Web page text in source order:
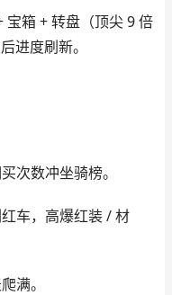
宝箱 + 转盘（顶尖 9 倍
进度刷新。
次数冲坐骑榜。
车，高爆红装 / 材
满。